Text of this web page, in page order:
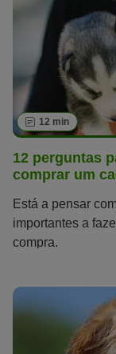
12 min
12 perguntas
comprar um
Está a pensar
importantes a
compra.